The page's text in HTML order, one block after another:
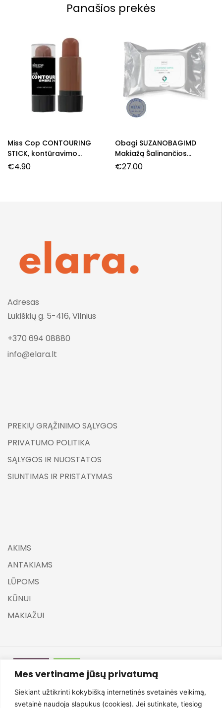
Mes vertiname jūsų privatumą
Siekiant užtikrinti kokybišką internetinės svetainės veikimą,
svetainė naudoja slapukus (cookies). Jei sutinkate, tiesiog
Panašios prekės
Miss Cop CONTOURING
STICK, kontūravimo
pieštukas, 02- Ombre, 6,7
€4.90
Obagi SUZANOBAGIMD
Makiažą Šalinančios
Servetėlės
€27.00
Adresas
Lukiškių g. 5-416, Vilnius
+370 694 08880
info@elara.lt
PREKIŲ GRĄŽINIMO SĄLYGOS
PRIVATUMO POLITIKA
SĄLYGOS IR NUOSTATOS
SIUNTIMAS IR PRISTATYMAS
AKIMS
ANTAKIAMS
LŪPOMS
KŪNUI
MAKIAŽUI